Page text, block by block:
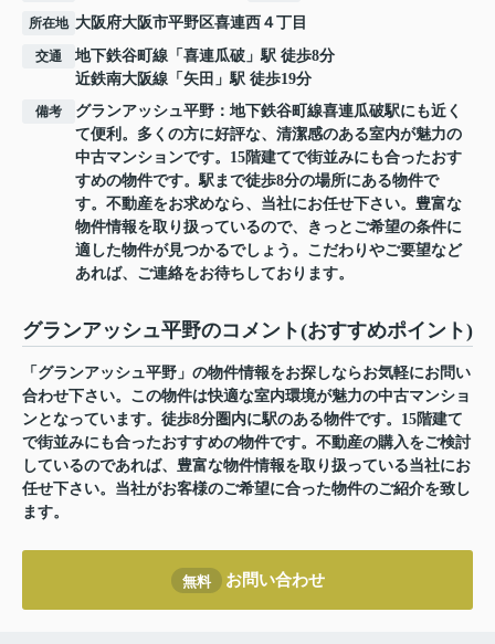
所在地 大阪府大阪市平野区喜連西 ４丁目
交通 地下鉄谷町線 「 喜連瓜破 」駅 徒歩8分
近鉄南大阪線 「 矢田 」駅 徒歩19分
備考
グランアッシュ平野：地下鉄谷町線喜連瓜破駅にも近く
て便利。多くの方に好評な、清潔感のある室内が魅力の
中古マンションです。15階建てで街並みにも合ったおす
すめの物件です。駅まで徒歩8分の場所にある物件で
す。不動産をお求めなら、当社にお任せ下さい。豊富な
物件情報を取り扱っているので、きっとご希望の条件に
適した物件が見つかるでしょう。こだわりやご要望など
あれば、ご連絡をお待ちしております。
グランアッシュ平野のコメント(おすすめポイント)
「グランアッシュ平野」の物件情報をお探しならお気軽にお問い
合わせ下さい。この物件は快適な室内環境が魅力の中古マンショ
ンとなっています。徒歩8分圏内に駅のある物件です。15階建て
で街並みにも合ったおすすめの物件です。不動産の購入をご検討
しているのであれば、豊富な物件情報を取り扱っている当社にお
任せ下さい。当社がお客様のご希望に合った物件のご紹介を致し
ます。
無料 お問い合わせ